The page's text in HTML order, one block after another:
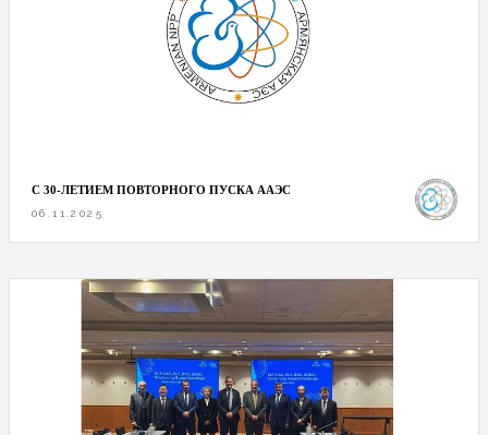
С 30-ЛЕТИЕМ ПОВТОРНОГО ПУСКА ААЭС
06.11.2025